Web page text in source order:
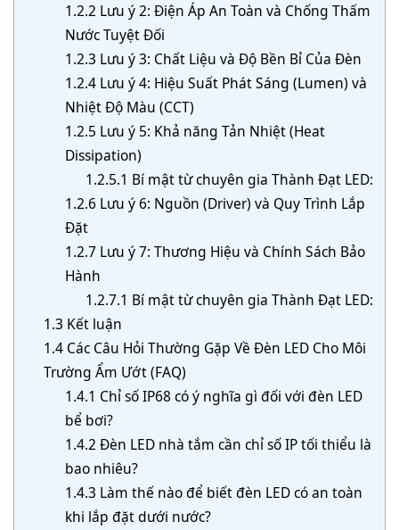
1.2.2 Lưu ý 2: Điện Áp An Toàn và Chống Thấm
Nước Tuyệt Đối
1.2.3 Lưu ý 3: Chất Liệu và Độ Bền Bỉ Của Đèn
1.2.4Lưu ý 4: Hiệu Suất Phát Sáng (Lumen) và
Nhiệt Độ Màu (CCT)
1.2.5 Lưu ý 5: Khả năng Tản Nhiệt (Heat
Dissipation)
1.2.5.1 Bí mật từ chuyên gia Thành Đạt LED:
1.2.6 Lưu ý 6: Nguồn (Driver) và Quy Trình Lắp
Đặt
1.2.7Lưu ý 7: Thương Hiệu và Chính Sách Bảo
Hành
1.2.7.1 Bí mật từ chuyên gia Thành Đạt LED:
1.3 Kết luận
1.4 Các Câu Hỏi Thường Gặp Về Đèn LED Cho Môi
Trường Ẩm Ướt (FAQ)
1.4.1 Chỉ số IP68 có ý nghĩa gì đối với đèn LED
bể bơi?
1.4.2 Đèn LED nhà tắm cần chỉ số IP tối thiểu là
bao nhiêu?
1.4.3 Làm thế nào để biết đèn LED có an toàn
khi lắp đặt dưới nước?